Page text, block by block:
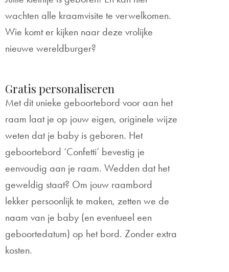
wachten alle kraamvisite te verwelkomen.
Wie komt er kijken naar deze vrolijke
nieuwe wereldburger?
Gratis personaliseren
Met dit unieke geboortebord voor aan het
raam laat je op jouw eigen, originele wijze
weten dat je baby is geboren. Het
geboortebord ‘Confetti’ bevestig je
eenvoudig aan je raam. Wedden dat het
geweldig staat? Om jouw raambord
lekker persoonlijk te maken, zetten we de
naam van je baby (en eventueel een
geboortedatum) op het bord. Zonder extra
kosten.